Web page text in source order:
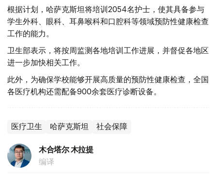
根据计划，哈萨克斯坦将培训2054名护士，使其具备参与
学生外科、眼科、耳鼻喉科和口腔科等领域预防性健康检查
工作的能力。
卫生部表示，将按周监测各地培训工作进展，并督促各地区
进一步加快相关工作。
此外，为确保学校能够开展高质量的预防性健康检查，全国
各医疗机构还需配备900余套医疗诊断设备。
医疗卫生 哈萨克斯坦 社会保障
木合塔尔 木拉提
编译